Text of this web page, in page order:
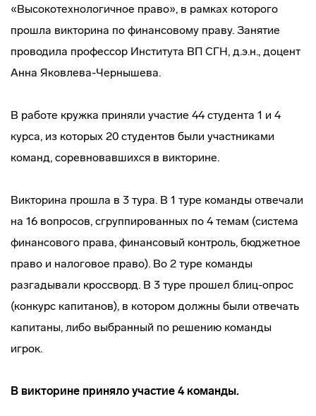
«Высокотехнологичное право», в рамках которого
прошла викторина по финансовому праву. Занятие
проводила профессор Института ВП СГН, д.э.н., доцент
Анна Яковлева-Чернышева.
В работе кружка приняли участие 44 студента 1 и 4
курса, из которых 20 студентов были участниками
команд, соревновавшихся в викторине.
Викторина прошла в 3 тура. В 1 туре команды отвечали
на 16 вопросов, сгруппированных по 4 темам (система
финансового права, финансовый контроль, бюджетное
право и налоговое право). Во 2 туре команды
разгадывали кроссворд. В 3 туре прошел блиц-опрос
(конкурс капитанов), в котором должны были отвечать
капитаны, либо выбранный по решению команды
игрок.
В викторине приняло участие 4 команды.